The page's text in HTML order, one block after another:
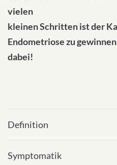
vielen
kleinen Schritten ist der
Endometriose zu
dabei!
Definition
Symptomatik